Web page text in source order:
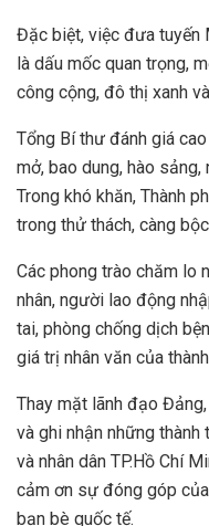
Đặc biệt, việc đưa tuyến
là dấu mốc quan trọng,
công cộng, đô thị xanh
Tổng Bí thư đánh giá
mở, bao dung, hào sảng,
Trong khó khăn, Thành
trong thử thách, càng
Các phong trào chăm lo
nhân, người lao động
tai, phòng chống dịch
giá trị nhân văn của
Thay mặt lãnh đạo
và ghi nhận những
và nhân dân TP.Hồ Chí
cảm ơn sự đóng góp
bạn bè quốc tế.